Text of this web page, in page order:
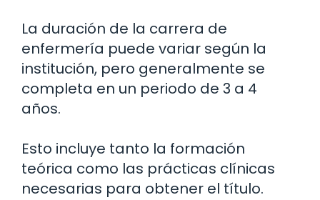
La duración de la carrera de
enfermería puede variar según la
institución, pero generalmente se
completa en un periodo de 3 a 4
años.
Esto incluye tanto la formación
teórica como las prácticas clínicas
necesarias para obtener el título.